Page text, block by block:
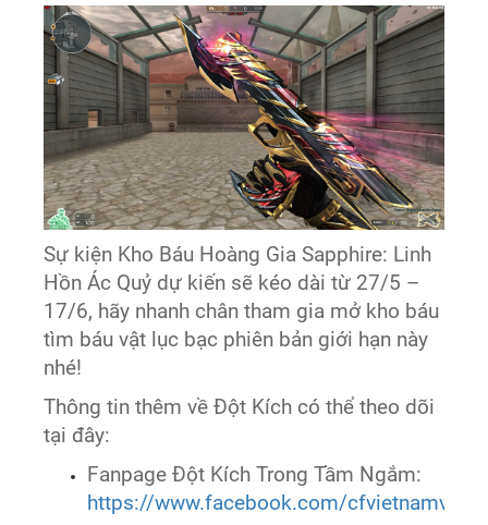
Sự kiện Kho Báu Hoàng Gia Sapphire: Linh
Hồn Ác Quỷ dự kiến sẽ kéo dài từ 27/5 –
17/6, hãy nhanh chân tham gia mở kho báu
tìm báu vật lục bạc phiên bản giới hạn này
nhé!
Thông tin thêm về Đột Kích có thể theo dõi
tại đây:
Fanpage Đột Kích Trong Tầm Ngắm:
https://www.facebook.com/cfvietnamvtc